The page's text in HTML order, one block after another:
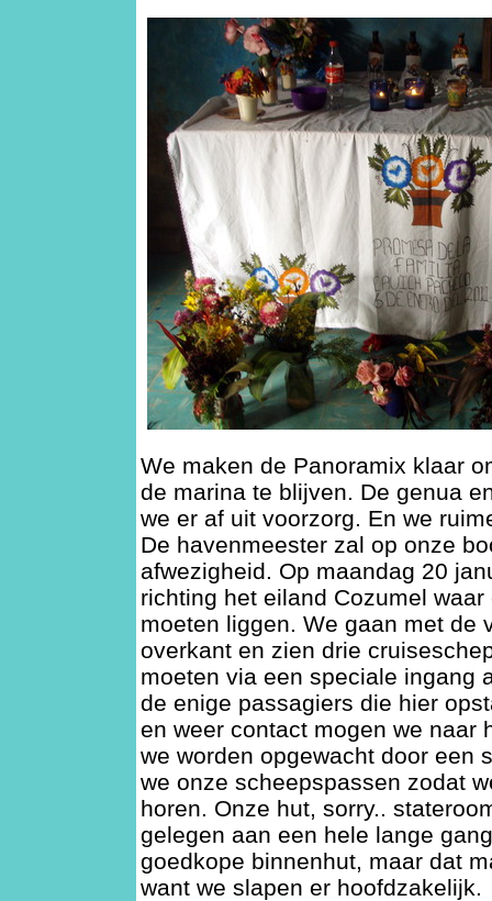
We maken de Panoramix klaar
de marina te blijven. De genua
we er af uit voorzorg. En we
De havenmeester zal op onze
afwezigheid. Op maandag 20
richting het eiland Cozumel
moeten liggen. We gaan met de
overkant en zien drie
moeten via een speciale ingang
de enige passagiers die hier
en weer contact mogen we naar
we worden opgewacht door een
we onze scheepspassen zodat
horen. Onze hut, sorry..
gelegen aan een hele lange
goedkope binnenhut, maar dat
want we slapen er hoofdzakelijk.